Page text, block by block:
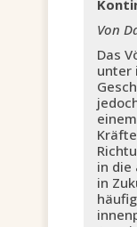
Von
Das
unter
in die
in